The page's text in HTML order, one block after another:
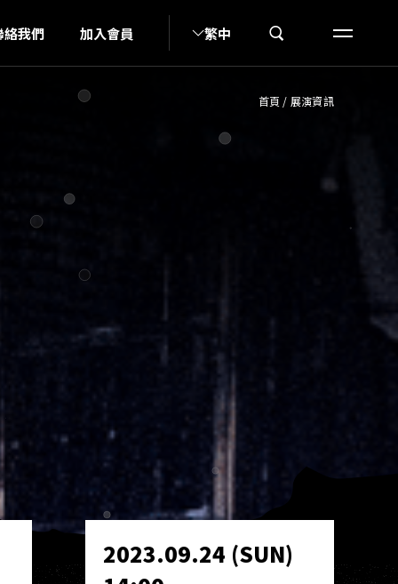
絡我們 加入會員 繁中
首頁 / 展演資訊
2023.09.24 (SUN)